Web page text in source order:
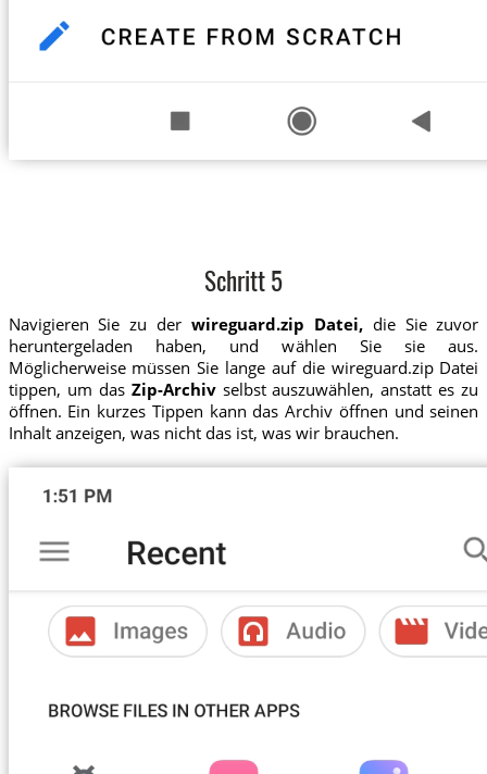
Schritt 5
Navigieren Sie zu der wireguard.zip Datei,die Sie zuvor
heruntergeladen haben, und wählen Sie sie aus.
Möglicherweise müssen Sie lange auf die wireguard.zip Datei
tippen, um das Zip-Archivselbst auszuwählen, anstatt es zu
öffnen. Ein kurzes Tippen kann das Archiv öffnen und seinen
Inhalt anzeigen, was nicht das ist, was wir brauchen.